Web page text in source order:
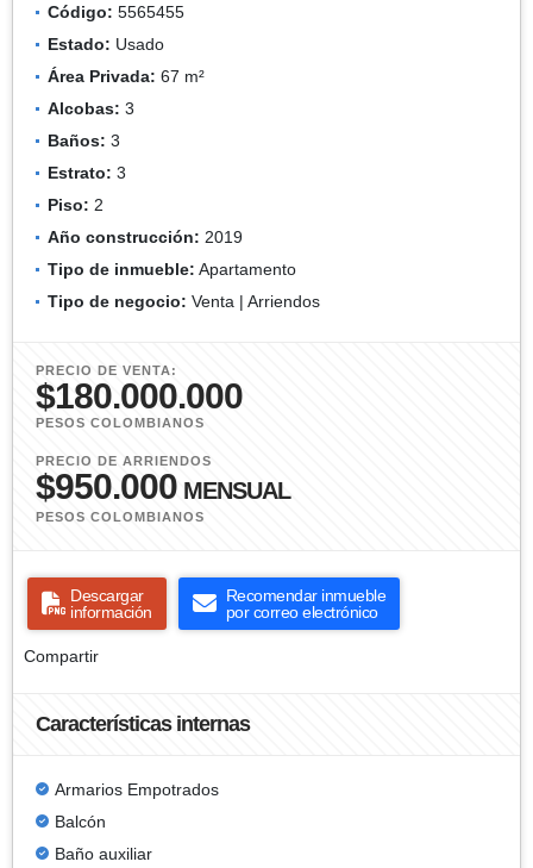
Código: 5565455
Estado: Usado
Área Privada: 67 m²
Alcobas: 3
Baños: 3
Estrato: 3
Piso: 2
Año construcción: 2019
Tipo de inmueble: Apartamento
Tipo de negocio: Venta | Arriendos
PRECIO DE VENTA:
$180.000.000
PESOS COLOMBIANOS
PRECIO DE ARRIENDOS
$950.000 MENSUAL
PESOS COLOMBIANOS
Descargar
información
Recomendar inmueble
por correo electrónico
Compartir
Características internas
Armarios Empotrados
Balcón
Baño auxiliar